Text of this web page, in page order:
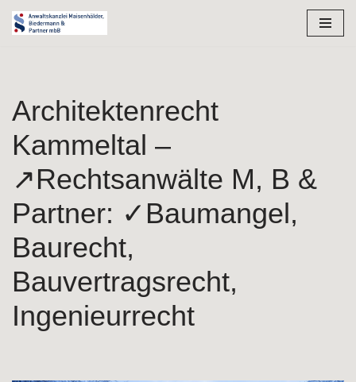
Architektenrecht
Kammeltal –
↗️Rechtsanwälte M, B &
Partner: ✓Baumangel,
Baurecht,
Bauvertragsrecht,
Ingenieurrecht